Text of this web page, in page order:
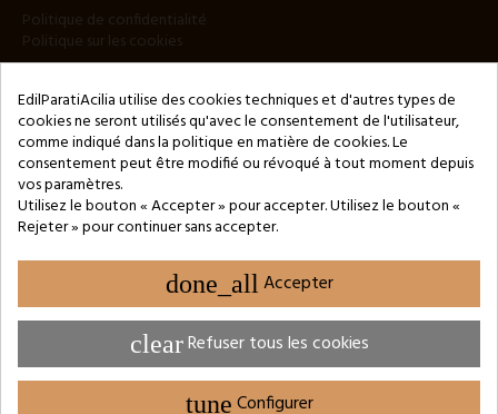
Copyright © 2024 by 3Enne s.r.l.s. P.IVA/C.F.: 13466181008
Numéro d'enregistrement REA : RM-1449325 - Registre du
Commerce de Rome
Website Developed by M.Borzacchini - TestSide
PARAMÈTRES DES COOKIES
EdilParatiAcilia utilise des cookies techniques et d'autres types de
cookies ne seront utilisés qu'avec le consentement de l'utilisateur,
comme indiqué dans la politique en matière de cookies. Le
consentement peut être modifié ou révoqué à tout moment depuis
vos paramètres.
Utilisez le bouton « Accepter » pour accepter. Utilisez le bouton «
Rejeter » pour continuer sans accepter.
done_all Accepter
clearRefuser tous les cookies
tuneConfigurer